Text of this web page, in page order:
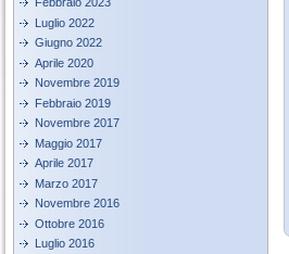
Luglio 2022
Giugno 2022
Aprile 2020
Novembre 2019
Febbraio 2019
Novembre 2017
Maggio 2017
Aprile 2017
Marzo 2017
Novembre 2016
Ottobre 2016
Luglio 2016